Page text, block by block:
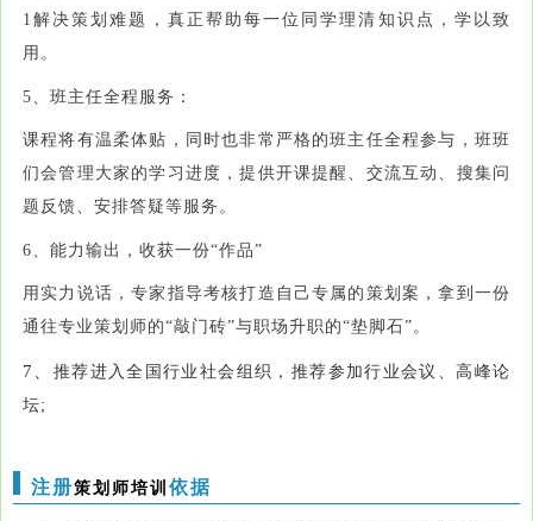
1解决策划难题，真正帮助每一位同学理清知识点，学以致
用。
5、班主任全程服务：
课程将有温柔体贴，同时也非常严格的班主任全程参与，班班
们会管理大家的学习进度，提供开课提醒、交流互动、搜集问
题反馈、安排答疑等服务。
6、能力输出，收获一份“作品”
用实力说话，专家指导考核打造自己专属的策划案，拿到一份
通往专业策划师的“敲门砖”与职场升职的“垫脚石”。
7、 推荐进入全国行业社会组织，推荐参加行业会议、高峰论
坛;
注册策划师培训 依据